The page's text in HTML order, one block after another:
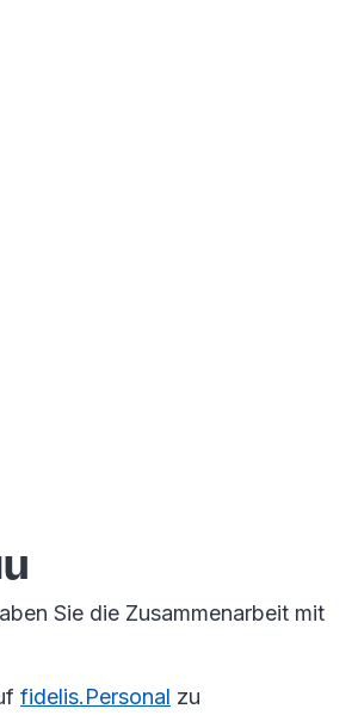
Sie die Zusammenarbeit mit
fidelis.Personal zu